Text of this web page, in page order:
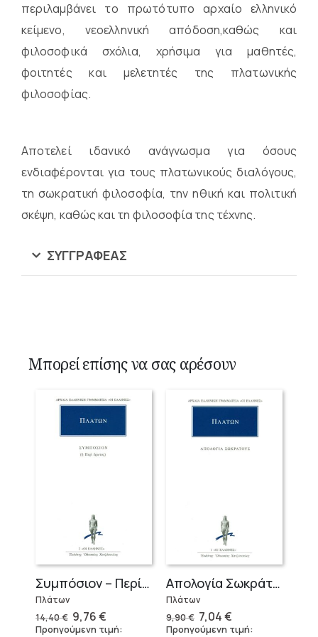
περιλαμβάνει το πρωτότυπο αρχαίο ελληνικό
κείμενο, νεοελληνική απόδοση,καθώς και
φιλοσοφικά σχόλια, χρήσιμα για μαθητές,
φοιτητές και μελετητές της πλατωνικής
φιλοσοφίας.
Αποτελεί ιδανικό ανάγνωσμα για όσους
ενδιαφέρονται για τους πλατωνικούς διαλόγους,
τη σωκρατική φιλοσοφία, την ηθική και πολιτική
σκέψη, καθώς και τη φιλοσοφία της τέχνης.
ΣΥΓΓΡΑΦΈΑΣ
Μπορεί επίσης να σας αρέσουν
Συμπόσιον – Περί Έρωτος
Πλάτων
14,40€ Original
price
9,76€Η
τρέχουσα
Προηγούμενη τιμή:
Απολογία Σωκράτους
Πλάτων
9,90€ Original
price
7,04€Η
τρέχουσα
Προηγούμενη τιμή: